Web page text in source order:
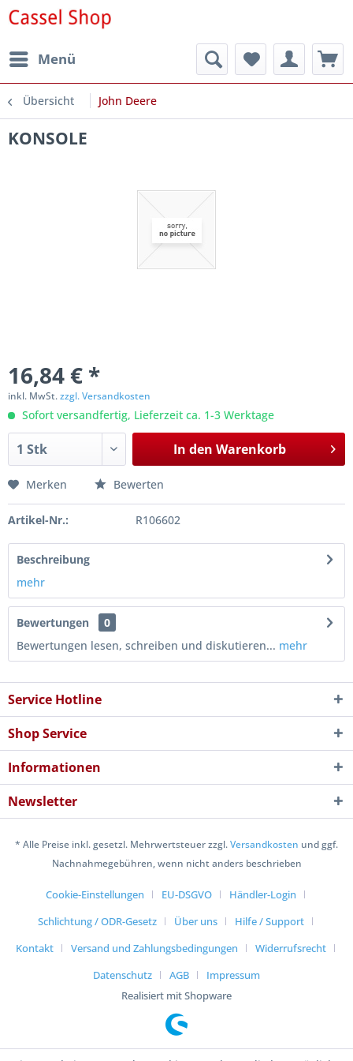
Menü
Übersicht John Deere
KONSOLE
16,84 € *
inkl. MwSt.zzgl. Versandkosten
Sofort versandfertig, Lieferzeit ca. 1-3 Werktage
In den Warenkorb
Merken Bewerten
Artikel-Nr.: R106602
Beschreibung
mehr
Bewertungen
0
Bewertungen lesen, schreiben und diskutieren... mehr
Service Hotline
Shop Service
Informationen
Newsletter
* Alle Preise inkl. gesetzl. Mehrwertsteuer zzgl.Versandkosten und ggf.
Nachnahmegebühren, wenn nicht anders beschrieben
Cookie-Einstellungen EU-DSGVO
Händler-Login
Schlichtung / ODR-Gesetz
Über uns
Hilfe / Support
Kontakt
Versand und Zahlungsbedingungen
Widerrufsrecht
Datenschutz
AGB
Impressum
Realisiert mit Shopware